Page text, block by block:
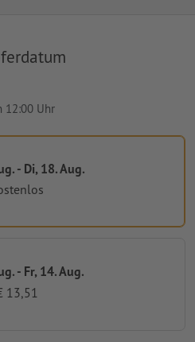
12:00 Uhr
- Di, 18. Aug.
- Fr, 14. Aug.
13,51